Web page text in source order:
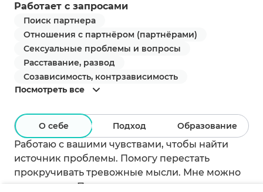
Работает с запросами
Поиск партнера
Отношения с партнёром (партнёрами)
Сексуальные проблемы и вопросы
Расставание, развод
Созависимость, контрзависимость
Посмотреть все
О себе Подход Образование
Работаю с вашими чувствами, чтобы найти
источник проблемы. Помогу перестать
прокручивать тревожные мысли. Мне можно
довериться. Приходите ко мне, даже если вам